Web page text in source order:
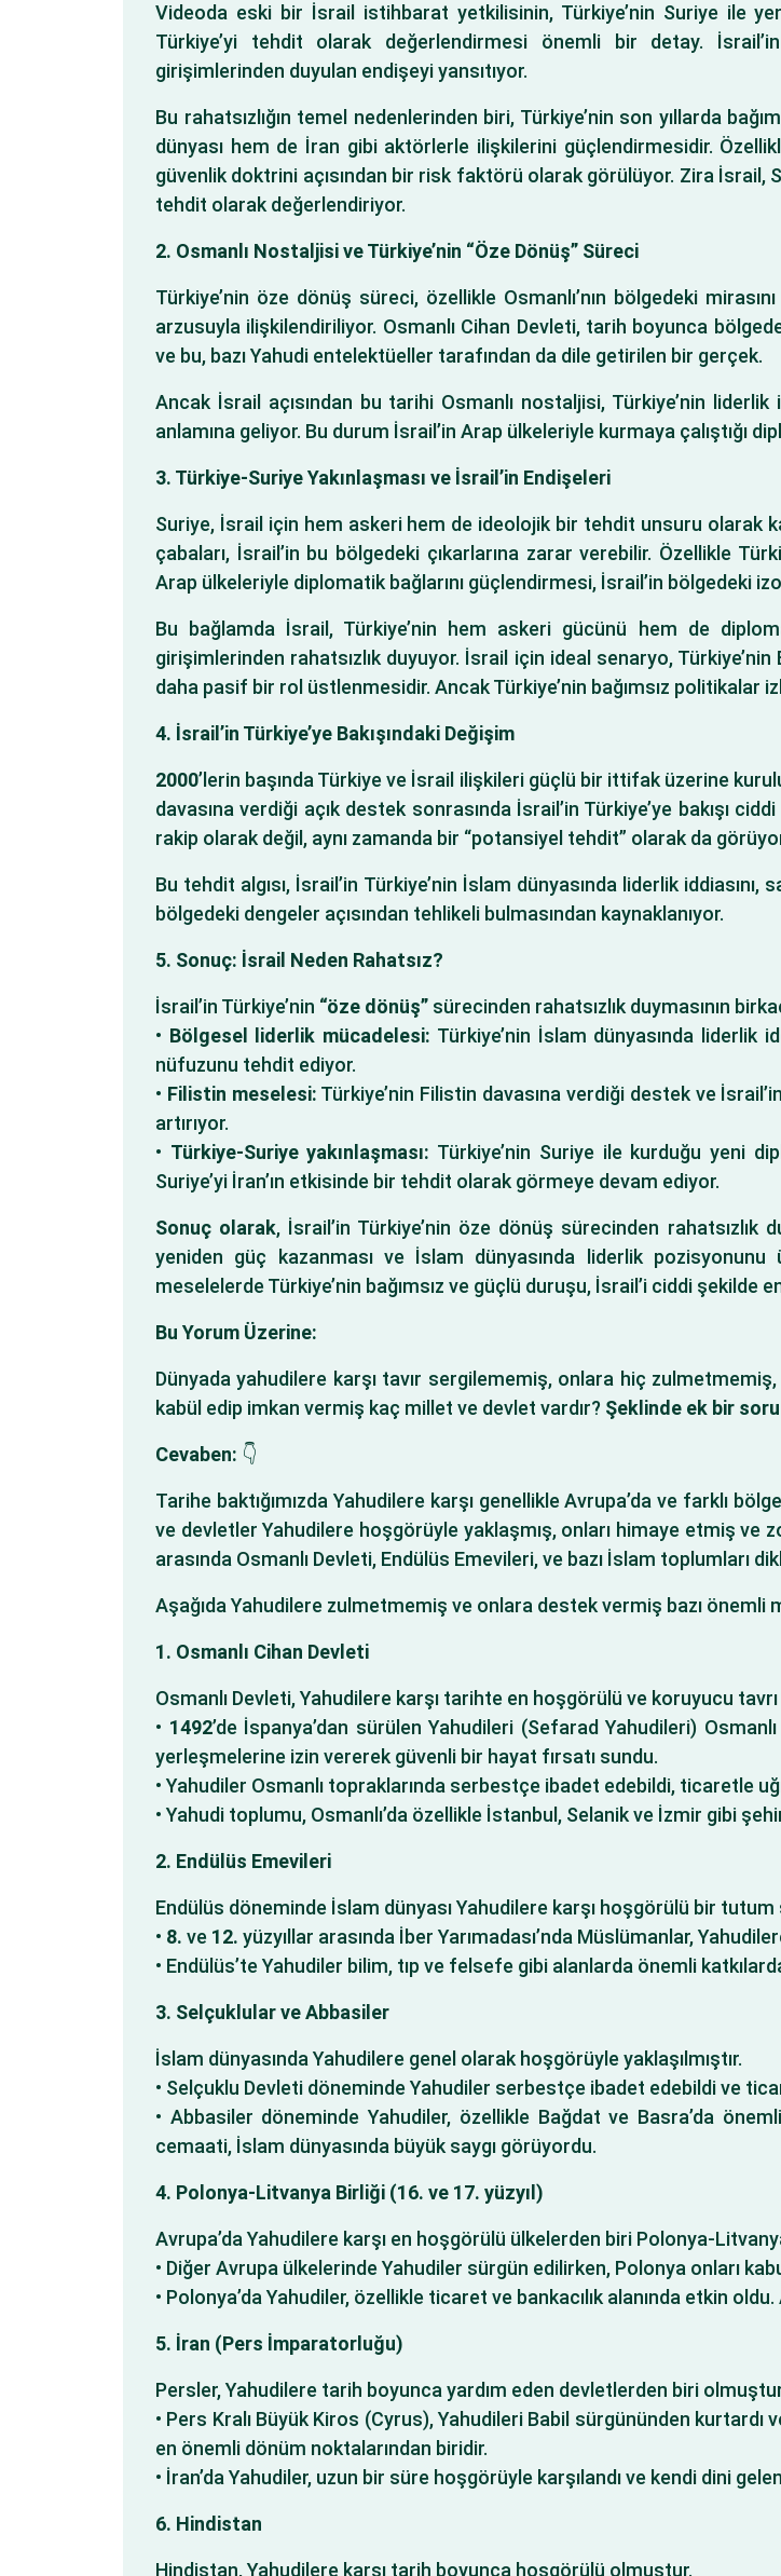
Videoda eski bir İsrail istihbarat yetkilisinin, Türkiye’nin Suriye ile
Türkiye’yi tehdit olarak değerlendirmesi önemli bir detay.
girişimlerinden duyulan endişeyi yansıtıyor.
Bu rahatsızlığın temel nedenlerinden biri, Türkiye’nin son yıllarda
dünyası hem de İran gibi aktörlerle ilişkilerini güçlendirmesidir.
güvenlik doktrini açısından bir risk faktörü olarak görülüyor. Zira İsrail,
tehdit olarak değerlendiriyor.
2. Osmanlı Nostaljisi ve Türkiye’nin “Öze Dönüş” Süreci
Türkiye’nin öze dönüş süreci, özellikle Osmanlı’nın bölgedeki
arzusuyla ilişkilendiriliyor. Osmanlı Cihan Devleti, tarih boyunca
ve bu, bazı Yahudi entelektüeller tarafından da dile getirilen bir gerçek.
Ancak İsrail açısından bu tarihi Osmanlı nostaljisi, Türkiye’nin
anlamına geliyor. Bu durum İsrail’in Arap ülkeleriyle kurmaya çalıştığı
3. Türkiye-Suriye Yakınlaşması ve İsrail’in Endişeleri
Suriye, İsrail için hem askeri hem de ideolojik bir tehdit unsuru olarak
çabaları, İsrail’in bu bölgedeki çıkarlarına zarar verebilir. Özellikle
Arap ülkeleriyle diplomatik bağlarını güçlendirmesi, İsrail’in bölgedeki
Bu bağlamda İsrail, Türkiye’nin hem askeri gücünü hem de
girişimlerinden rahatsızlık duyuyor. İsrail için ideal senaryo,
daha pasif bir rol üstlenmesidir. Ancak Türkiye’nin bağımsız politikalar
4. İsrail’in Türkiye’ye Bakışındaki Değişim
2000’lerin başında Türkiye ve İsrail ilişkileri güçlü bir ittifak üzerine
davasına verdiği açık destek sonrasında İsrail’in Türkiye’ye bakışı
rakip olarak değil, aynı zamanda bir “potansiyel tehdit” olarak da
Bu tehdit algısı, İsrail’in Türkiye’nin İslam dünyasında liderlik
bölgedeki dengeler açısından tehlikeli bulmasından kaynaklanıyor.
5. Sonuç: İsrail Neden Rahatsız?
İsrail’in Türkiye’nin “öze dönüş” sürecinden rahatsızlık duymasının
• Bölgesel liderlik mücadelesi: Türkiye’nin İslam dünyasında liderlik
nüfuzunu tehdit ediyor.
• Filistin meselesi: Türkiye’nin Filistin davasına verdiği destek ve
artırıyor.
• Türkiye-Suriye yakınlaşması: Türkiye’nin Suriye ile kurduğu yeni
Suriye’yi İran’ın etkisinde bir tehdit olarak görmeye devam ediyor.
Sonuç olarak, İsrail’in Türkiye’nin öze dönüş sürecinden rahatsızlık
yeniden güç kazanması ve İslam dünyasında liderlik
meselelerde Türkiye’nin bağımsız ve güçlü duruşu, İsrail’i ciddi şekilde
Bu Yorum Üzerine:
Dünyada yahudilere karşı tavır sergilememiş, onlara hiç
kabül edip imkan vermiş kaç millet ve devlet vardır? Şeklinde ek bir
Cevaben: 👇
Tarihe baktığımızda Yahudilere karşı genellikle Avrupa’da ve farklı
ve devletler Yahudilere hoşgörüyle yaklaşmış, onları himaye etmiş ve
arasında Osmanlı Devleti, Endülüs Emevileri, ve bazı İslam toplumları
Aşağıda Yahudilere zulmetmemiş ve onlara destek vermiş bazı önemli
1. Osmanlı Cihan Devleti
Osmanlı Devleti, Yahudilere karşı tarihte en hoşgörülü ve koruyucu
• 1492’de İspanya’dan sürülen Yahudileri (Sefarad Yahudileri)
yerleşmelerine izin vererek güvenli bir hayat fırsatı sundu.
• Yahudiler Osmanlı topraklarında serbestçe ibadet edebildi, ticaretle
• Yahudi toplumu, Osmanlı’da özellikle İstanbul, Selanik ve İzmir gibi
2. Endülüs Emevileri
Endülüs döneminde İslam dünyası Yahudilere karşı hoşgörülü bir tutum
• 8. ve 12. yüzyıllar arasında İber Yarımadası’nda Müslümanlar,
• Endülüs’te Yahudiler bilim, tıp ve felsefe gibi alanlarda önemli
3. Selçuklular ve Abbasiler
İslam dünyasında Yahudilere genel olarak hoşgörüyle yaklaşılmıştır.
• Selçuklu Devleti döneminde Yahudiler serbestçe ibadet edebildi ve
• Abbasiler döneminde Yahudiler, özellikle Bağdat ve Basra’da
cemaati, İslam dünyasında büyük saygı görüyordu.
4. Polonya-Litvanya Birliği (16. ve 17. yüzyıl)
Avrupa’da Yahudilere karşı en hoşgörülü ülkelerden biri Polonya-
• Diğer Avrupa ülkelerinde Yahudiler sürgün edilirken, Polonya onları
• Polonya’da Yahudiler, özellikle ticaret ve bankacılık alanında etkin
5. İran (Pers İmparatorluğu)
Persler, Yahudilere tarih boyunca yardım eden devletlerden biri
• Pers Kralı Büyük Kiros (Cyrus), Yahudileri Babil sürgününden
en önemli dönüm noktalarından biridir.
• İran’da Yahudiler, uzun bir süre hoşgörüyle karşılandı ve kendi dini
6. Hindistan
Hindistan, Yahudilere karşı tarih boyunca hoşgörülü olmuştur.